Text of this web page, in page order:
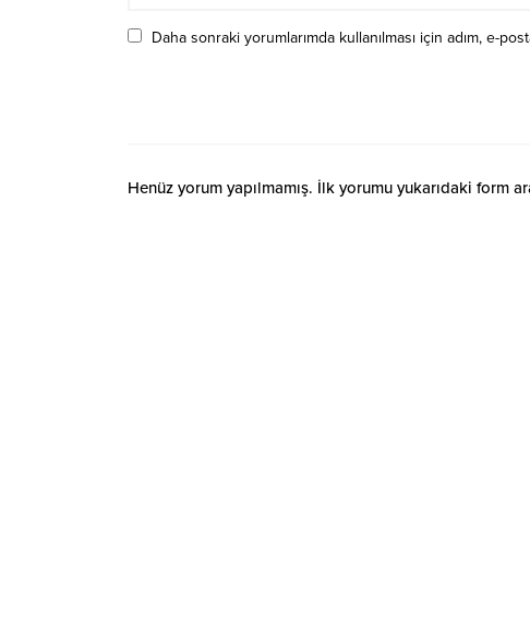
Daha sonraki yorumlarımda kullanılması için adım, e-
Henüz yorum yapılmamış. İlk yorumu yukarıdaki form